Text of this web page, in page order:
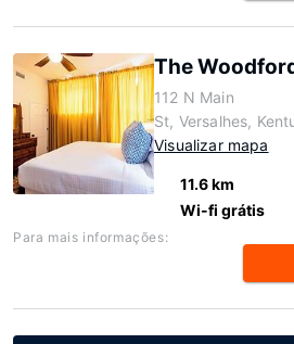
The
112 N Main
St, Versalhes,
Visualizar mapa
11.6 km
Wi-fi grátis
Para mais informações: